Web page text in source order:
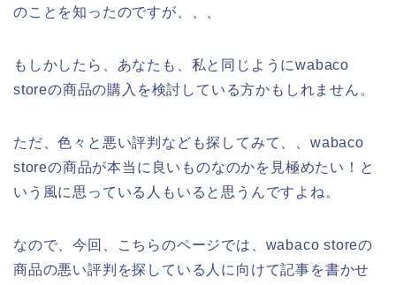
のことを知ったのですが、、、
もしかしたら、あなたも、私と同じようにwabaco
storeの商品の購入を検討している方かもしれません。
ただ、色々と悪い評判なども探してみて、、wabaco
storeの商品が本当に良いものなのかを見極めたい！と
いう風に思っている人もいると思うんですよね。
なので、今回、こちらのページでは、wabaco storeの
商品の悪い評判を探している人に向けて記事を書かせ